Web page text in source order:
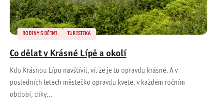
RODINY S DĚTMI TURISTIKA
Co dělat v Krásné Lípě a okolí
Kdo Krásnou Lípu navštívil, ví, že je tu opravdu krásně. A v
posledních letech městečko opravdu kvete, v každém ročním
období, díky…